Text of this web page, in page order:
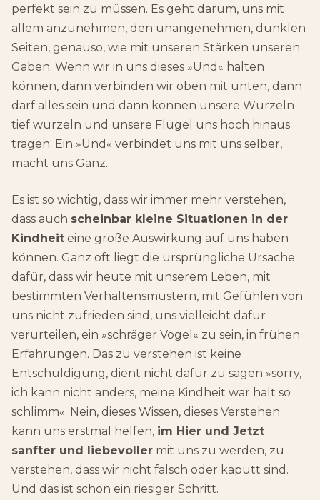
perfekt sein zu müssen. Es geht darum, uns mit
allem anzunehmen, den unangenehmen, dunklen
Seiten, genauso, wie mit unseren Stärken unseren
Gaben. Wenn wir in uns dieses »Und« halten
können, dann verbinden wir oben mit unten, dann
darf alles sein und dann können unsere Wurzeln
tief wurzeln und unsere Flügel uns hoch hinaus
tragen. Ein »Und« verbindet uns mit uns selber,
macht uns Ganz.
Es ist so wichtig, dass wir immer mehr verstehen,
dass auch scheinbar kleine Situationen in der
Kindheit eine große Auswirkung auf uns haben
können. Ganz oft liegt die ursprüngliche Ursache
dafür, dass wir heute mit unserem Leben, mit
bestimmten Verhaltensmustern, mit Gefühlen von
uns nicht zufrieden sind, uns vielleicht dafür
verurteilen, ein »schräger Vogel« zu sein, in frühen
Erfahrungen. Das zu verstehen ist keine
Entschuldigung, dient nicht dafür zu sagen »sorry,
ich kann nicht anders, meine Kindheit war halt so
schlimm«. Nein, dieses Wissen, dieses Verstehen
kann uns erstmal helfen, im Hier und Jetzt
sanfter und liebevoller mit uns zu werden, zu
verstehen, dass wir nicht falsch oder kaputt sind.
Und das ist schon ein riesiger Schritt.